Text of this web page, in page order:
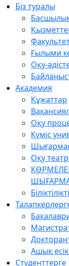
Біз туралы
Ғылыми
Оқу-
Академия
Құжаттар
Оқу
Күміс
Оқу
Ашық есік
Студенттерге